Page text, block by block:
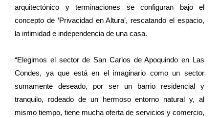
arquitectónico y terminaciones se configuran bajo el
concepto de ‘Privacidad en Altura’, rescatando el espacio,
la intimidad e independencia de una casa.
“Elegimos el sector de San Carlos de Apoquindo en Las
Condes, ya que está en el imaginario como un sector
sumamente deseado, por ser un barrio residencial y
tranquilo, rodeado de un hermoso entorno natural y, al
mismo tiempo, tiene mucha oferta de servicios y comercio,